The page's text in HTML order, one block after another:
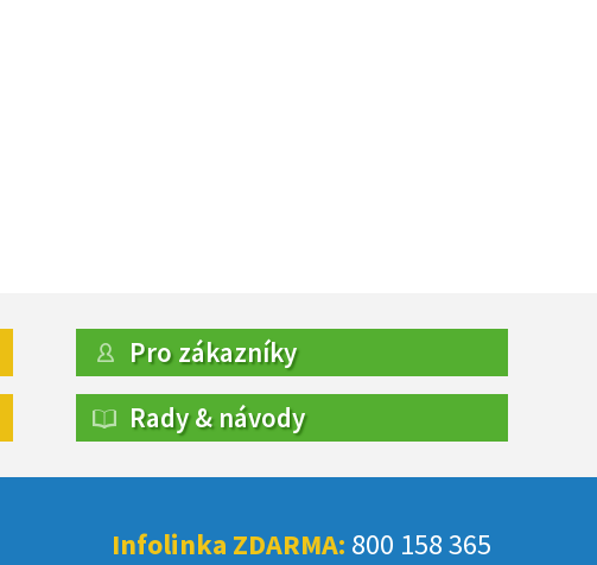
Pro zákazníky
Rady & návody
Infolinka ZDARMA: 800 158 365